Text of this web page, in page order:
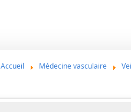
Accueil Médecine vasculaire